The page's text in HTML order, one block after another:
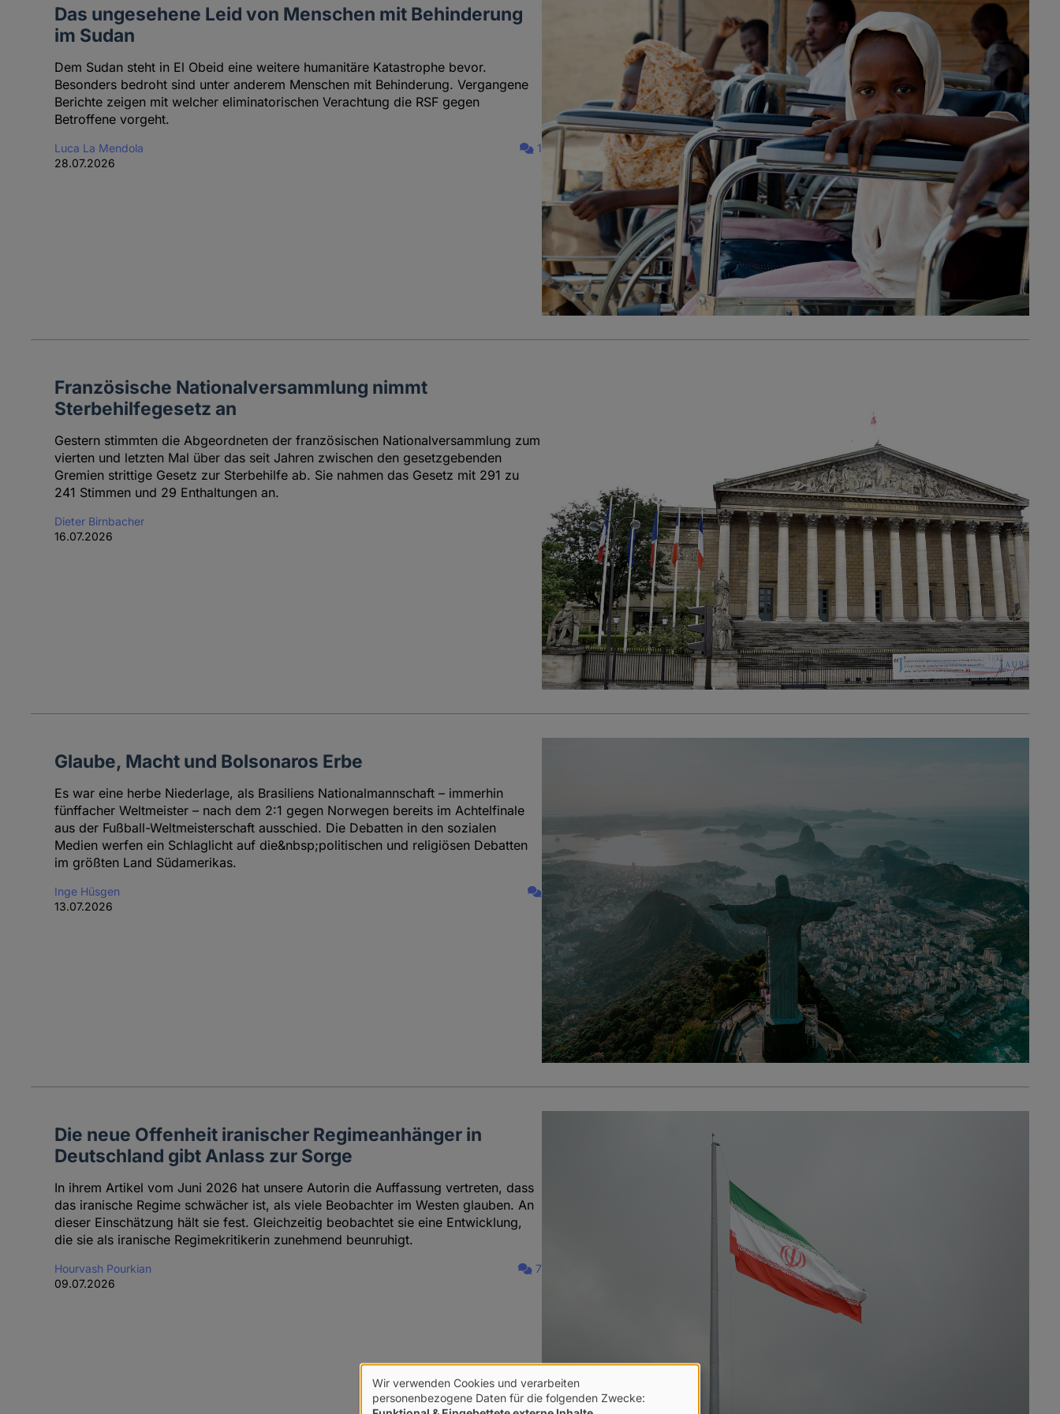
Das ungesehene Leid von Menschen mit Behinderung
im Sudan
Dem Sudan steht in El Obeid eine weitere humanitäre Katastrophe bevor.
Besonders bedroht sind unter anderem Menschen mit Behinderung. Vergangene
Berichte zeigen mit welcher eliminatorischen Verachtung die RSF gegen
Betroffene vorgeht.
Luca La Mendola
28.07.2026
1
Französische Nationalversammlung nimmt
Sterbehilfegesetz an
Gestern stimmten die Abgeordneten der französischen Nationalversammlung zum
vierten und letzten Mal über das seit Jahren zwischen den gesetzgebenden
Gremien strittige Gesetz zur Sterbehilfe ab. Sie nahmen das Gesetz mit 291 zu
241 Stimmen und 29 Enthaltungen an.
Dieter Birnbacher
16.07.2026
Glaube, Macht und Bolsonaros Erbe
Es war eine herbe Niederlage, als Brasiliens Nationalmannschaft – immerhin
fünffacher Weltmeister – nach dem 2:1 gegen Norwegen bereits im Achtelfinale
aus der Fußball-Weltmeisterschaft ausschied. Die Debatten in den sozialen
Medien werfen ein Schlaglicht auf die&nbsp;politischen und religiösen Debatten
im größten Land Südamerikas.
Inge Hüsgen
13.07.2026
Die neue Offenheit iranischer Regimeanhänger in
Deutschland gibt Anlass zur Sorge
In ihrem Artikel vom Juni 2026 hat unsere Autorin die Auffassung vertreten, dass
das iranische Regime schwächer ist, als viele Beobachter im Westen glauben. An
dieser Einschätzung hält sie fest. Gleichzeitig beobachtet sie eine Entwicklung,
die sie als iranische Regimekritikerin zunehmend beunruhigt.
Hourvash Pourkian
09.07.2026
7
Verwendung
Wir verwenden Cookies und verarbeiten
personenbezogene Daten für die folgenden Zwecke: